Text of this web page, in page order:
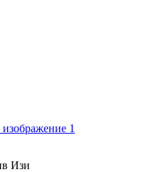
Изи